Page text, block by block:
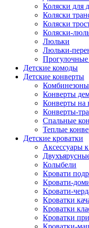
Коляски для
Коляски
Коляски
Коляски-
Люльки
Люльки-
Прогулочные
Детские комоды
Детские конверты
Комбинезоны
Конверты
Конверты на
Конверты-
Спальные
Теплые
Детские кроватки
Аксессуары
Колыбели
Кровати
Кровати-
Кровати-
Кроватки
Кроватки
Кроватки
Кроватки-